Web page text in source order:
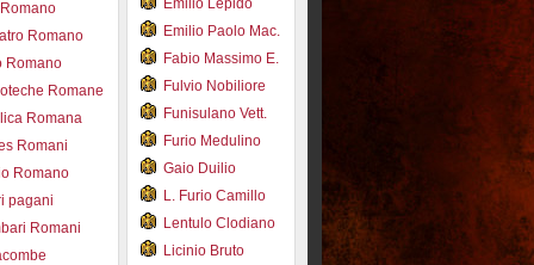
Romano
Romano
Romano
Romane
Romana
Romani
Romano
pagani
Romani
Emilio Lepido
Emilio Paolo Mac.
Fabio Massimo E.
Fulvio Nobiliore
Funisulano Vett.
Furio Medulino
Gaio Duilio
L. Furio Camillo
Lentulo Clodiano
Licinio Bruto